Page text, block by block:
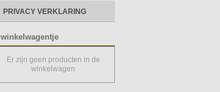
PRIVACY VERKLARING
winkelwagentje
Er zijn geen producten in de
winkelwagen